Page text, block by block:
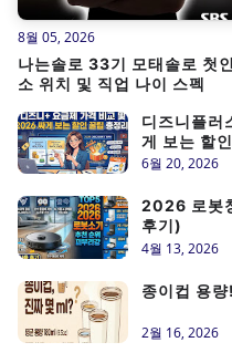
나는솔로 33기 모태솔로 첫
소 위치 및 직업 나이 스펙
8월 05, 2026
디즈니플러
게 보는 할
6월 20, 2026
2026 로봇
후기)
4월 13, 2026
종이컵 용
2월 16, 2026